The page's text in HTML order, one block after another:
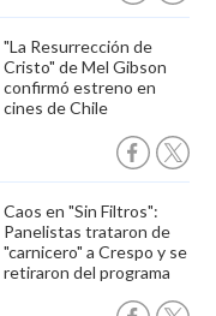
"La Resurrección de
Cristo" de Mel Gibson
confirmó estreno en
cines de Chile
Caos en "Sin Filtros":
Panelistas trataron de
"carnicero" a Crespo y se
retiraron del programa